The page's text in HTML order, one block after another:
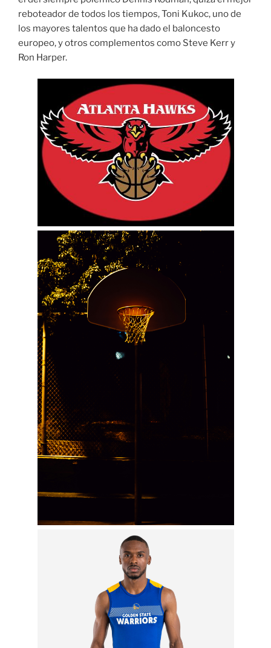
reboteador de todos los tiempos, Toni Kukoc, uno de
los mayores talentos que ha dado el baloncesto
europeo, y otros complementos como Steve Kerr y
Ron Harper.